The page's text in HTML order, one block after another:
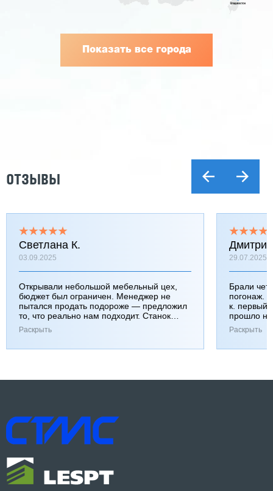
Показать все города
ОТЗЫВЫ
Светлана К.
03.09.2025
Открывали небольшой мебельный цех,
бюджет был ограничен. Менеджер не
пытался продать подороже — предложил
то, что реально нам подходит. Станок
взяли, не пожалели. Ребята приехали,
настроили, объяснили.
Раскрыть
29.07.2025
Брали
погонаж.
к. первый
прошло
показали
пока
Раскрыть